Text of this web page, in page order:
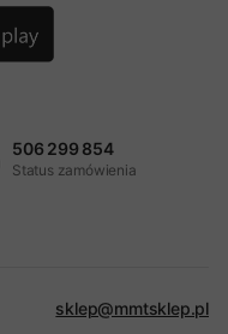
506 299 854
Status zamówienia
sklep@mmtsklep.pl